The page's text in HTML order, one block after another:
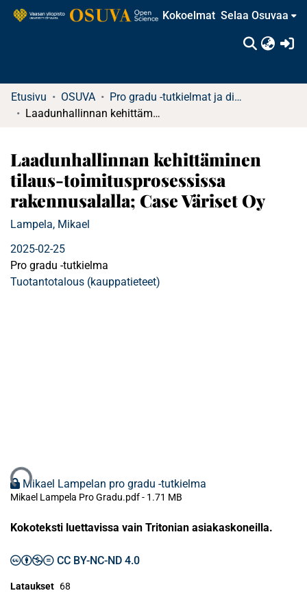
Kokoelmat Selaa Osuvaa
Etusivu OSUVA
Pro gradu -tutkielmat ja diplomityöt (rajattu saatavuus)
Laadunhallinnan kehittäminen tilaus-toimitusprosessissa rakennusalalla; Case Väriset Oy
Laadunhallinnan kehittäminen
tilaus-toimitusprosessissa
rakennusalalla; Case Väriset Oy
Lampela, Mikael
2025-02-25
Pro gradu -tutkielma
Tuotantotalous (kauppatieteet)
Mikael Lampelan pro gradu -tutkielma
Mikael Lampela Pro Gradu.pdf - 1.71 MB
Kokoteksti luettavissa vain Tritonian asiakaskoneilla.
CC BY-NC-ND 4.0
Lataukset 68